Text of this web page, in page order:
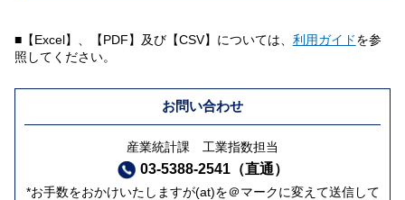
■【Excel】、【PDF】及び【CSV】については、 利用ガイドを参
照してください。
お問い合わせ
産業統計課 工業指数担当
03-5388-2541（直通）
*お手数をおかけいたしますが(at)を＠マークに変えて送信して